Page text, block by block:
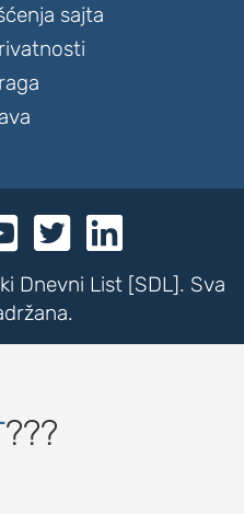
sajta
 
Dnevni List [SDL]. Sva
???